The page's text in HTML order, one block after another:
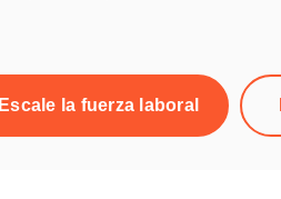
Escale la fuerza laboral